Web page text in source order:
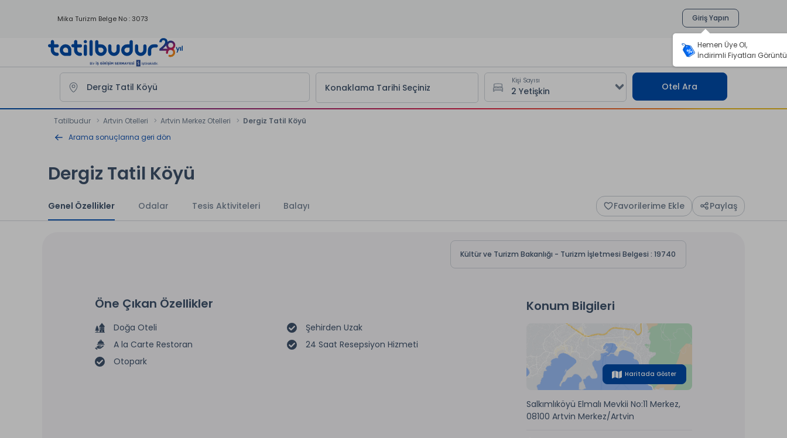
Mika Turizm Belge No : 3073 Giriş Yapın
Konaklama Tarihi Seçiniz
Kişi Sayısı
Otel Ara
Tatilbudur Artvin Otelleri Artvin Merkez Otelleri
Dergiz Tatil Köyü
Arama sonuçlarına geri dön
Dergiz Tatil Köyü
Genel Özellikler Odalar Tesis Aktiviteleri Balayı Favorilerime Ekle Paylaş
Kültür ve Turizm Bakanlığı - Turizm İşletmesi Belgesi : 19740
Öne Çıkan Özellikler
Doğa Oteli
Şehirden Uzak
A la Carte Restoran
24 Saat Resepsiyon Hizmeti
Otopark
Konum Bilgileri
Haritada Göster
Salkımlıköyü Elmalı Mevkii No:11 Merkez,
08100 Artvin Merkez/Artvin
Hemen Üye Ol,
İndirimli Fiyatları